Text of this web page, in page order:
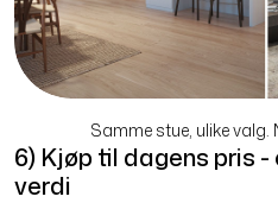
Samme stue, ulike valg.
6) Kjøp til dagens pris
verdi